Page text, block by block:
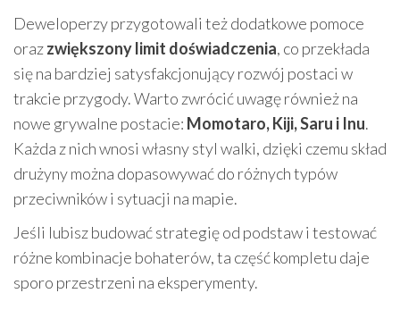
Deweloperzy przygotowali też dodatkowe pomoce
orazzwiększony limit doświadczenia, co przekłada
się na bardziej satysfakcjonujący rozwój postaci w
trakcie przygody. Warto zwrócić uwagę również na
nowe grywalne postacie: Momotaro, Kiji, Saru i Inu.
Każda z nich wnosi własny styl walki, dzięki czemu skład
drużyny można dopasowywać do różnych typów
przeciwników i sytuacji na mapie.
Jeśli lubisz budować strategię od podstaw i testować
różne kombinacje bohaterów, ta część kompletu daje
sporo przestrzeni na eksperymenty.